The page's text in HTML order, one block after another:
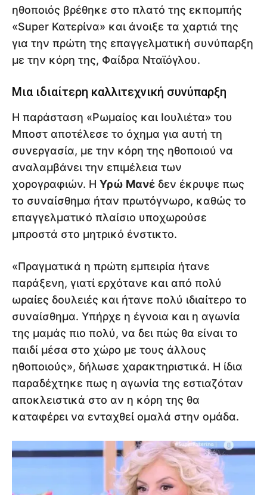
ηθοποιός βρέθηκε στο πλατό της εκπομπής
«Super Κατερίνα» και άνοιξε τα χαρτιά της
για την πρώτη της επαγγελματική συνύπαρξη
με την κόρη της, Φαίδρα Νταϊόγλου.
Μια ιδιαίτερη καλλιτεχνική συνύπαρξη
Η παράσταση «Ρωμαίος και Ιουλιέτα» του
Μποστ αποτέλεσε το όχημα για αυτή τη
συνεργασία, με την κόρη της ηθοποιού να
αναλαμβάνει την επιμέλεια των
χορογραφιών. Η Υρώ Μανέ δεν έκρυψε πως
το συναίσθημα ήταν πρωτόγνωρο, καθώς το
επαγγελματικό πλαίσιο υποχωρούσε
μπροστά στο μητρικό ένστικτο.
«Πραγματικά η πρώτη εμπειρία ήτανε
παράξενη, γιατί ερχότανε και από πολύ
ωραίες δουλειές και ήτανε πολύ ιδιαίτερο το
συναίσθημα. Υπήρχε η έγνοια και η αγωνία
της μαμάς πιο πολύ, να δει πώς θα είναι το
παιδί μέσα στο χώρο με τους άλλους
ηθοποιούς», δήλωσε χαρακτηριστικά. Η ίδια
παραδέχτηκε πως η αγωνία της εστιαζόταν
αποκλειστικά στο αν η κόρη της θα
καταφέρει να ενταχθεί ομαλά στην ομάδα.